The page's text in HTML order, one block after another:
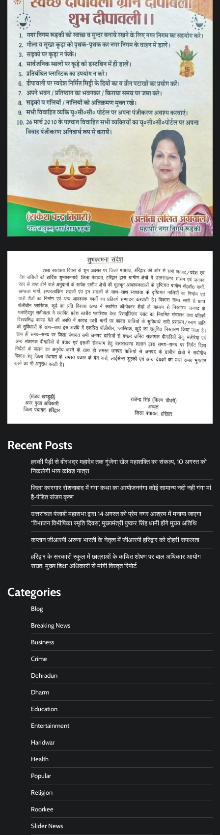
Recent Posts
हरकी पैड़ी से वीरभद्र महादेव तक गूंजेगा खेल महाशक्ति का संकल्प, 10 अगस्त को
निकलेगी भव्य कांवड़ यात्रा
जिला कारगार रोशनाबाद में गंगा कथा का आयोजनगंगा कोई सामान्य नदी नही गंगा मां
है-पंडित संजय कृष्ण
उत्तरांचल पंजाबी महासभा द्वारा 14 अगस्त को प्रेम नगर आश्रम में मनाया जाएगा
‘विभाजन विभीषिका स्मृति दिवस’, मुख्यमंत्री पुष्कर सिंह धामी होंगे मुख्य अतिथि
कप्तान जीआरपी अरुणा भारती के नेतृत्व में जीआरपी हरिद्वार को दोहरी सफलता
हरिद्वार के सरकारी स्कूल में छात्राओं के कथित शोषण पर बाल अधिकार आयोग
सख्त, मुख्य शिक्षा अधिकारी से मांगी विस्तृत रिपोर्ट
Categories
Blog
Breaking News
Business
Crime
Dehradun
Dharm
Education
Entertainment
Haridwar
Health
Popular
Religion
Roorkee
Slider News